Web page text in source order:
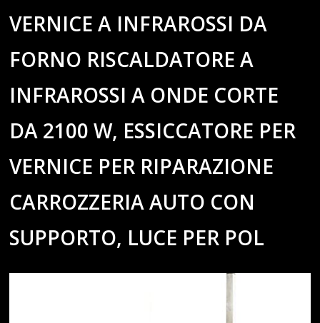
VERNICE A INFRAROSSI DA
FORNO RISCALDATORE A
INFRAROSSI A ONDE CORTE
DA 2100 W, ESSICCATORE PER
VERNICE PER RIPARAZIONE
CARROZZERIA AUTO CON
SUPPORTO, LUCE PER POL